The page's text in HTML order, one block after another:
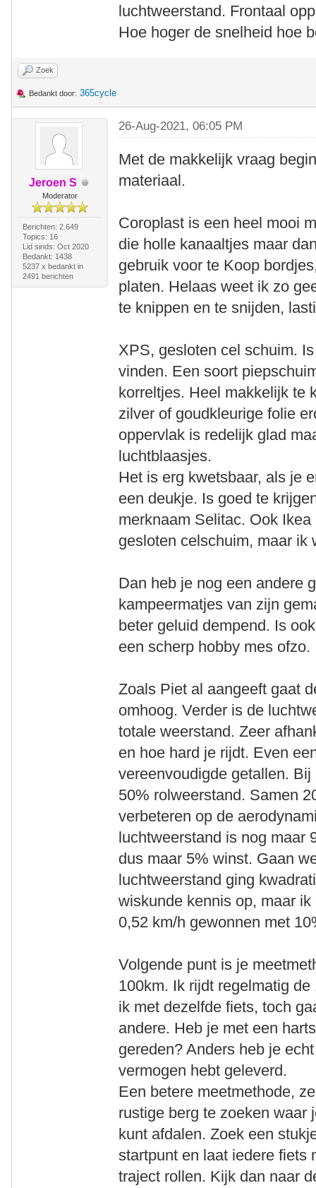
luchtweerstand. Frontaal
Hoe hoger de snelheid hoe
Zoek
Bedankt door: 365cycle
Jeroen S
Moderator
Berichten: 2.649
Topics: 16
Lid sinds: Oct 2020
Bedankt: 1438
5237 x bedankt in
2491 berichten
26-Aug-2021, 06:05 PM
Met de makkelijk vraag
materiaal.
Coroplast is een heel mooi
die holle kanaaltjes maar
gebruik voor te Koop
platen. Helaas weet ik zo
te knippen en te snijden,
XPS, gesloten cel schuim.
vinden. Een soort
korreltjes. Heel makkelijk te
zilver of goudkleurige folie
oppervlak is redelijk glad
luchtblaasjes.
Het is erg kwetsbaar, als je
een deukje. Is goed te
merknaam Selitac. Ook
gesloten celschuim, maar ik
Dan heb je nog een andere
kampeermatjes van zijn
beter geluid dempend. Is
een scherp hobby mes ofzo.
Zoals Piet al aangeeft gaat
omhoog. Verder is de
totale weerstand. Zeer
en hoe hard je rijdt. Even
vereenvoudigde getallen.
50% rolweerstand. Samen
verbeteren op de
luchtweerstand is nog maar
dus maar 5% winst. Gaan
luchtweerstand ging
wiskunde kennis op, maar
0,52 km/h gewonnen met
Volgende punt is je
100km. Ik rijdt regelmatig
ik met dezelfde fiets, toch
andere. Heb je met een
gereden? Anders heb je
vermogen hebt geleverd.
Een betere meetmethode,
rustige berg te zoeken waar
kunt afdalen. Zoek een
startpunt en laat iedere fiets
traject rollen. Kijk dan naar